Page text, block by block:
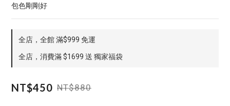
包色剛剛好
全店，全館 滿$999 免運
全店，消費滿 $1699 送 獨家福袋
NT$450 NT$880